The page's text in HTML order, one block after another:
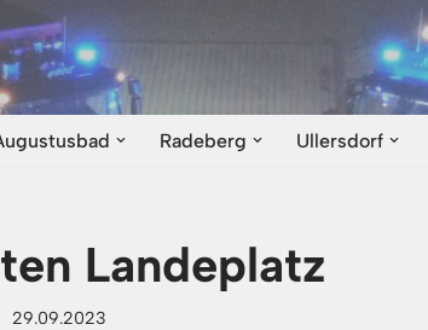
Radeberg Ullersdorf
Landeplatz
29.09.2023